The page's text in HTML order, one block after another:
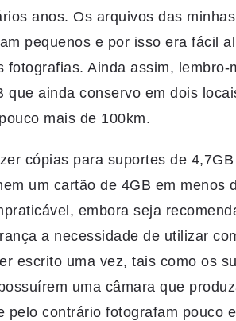
anos. Os arquivos das
pequenos e por isso era fácil
fotografias. Ainda assim,
que ainda conservo em dois
mais de 100km.
cópias para suportes de
um cartão de 4GB em menos
embora seja
a necessidade de utilizar
escrito uma vez, tais como os
uma câmara que
pelo contrário fotografam pouco